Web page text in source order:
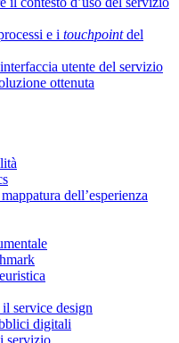
e i touchpointdel
utente del servizio
ottenuta
dell’esperienza
service design
digitali
servizio